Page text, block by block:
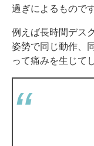
過ぎによるものです
例えば長時間デス
姿勢で同じ動作、
って痛みを生じて